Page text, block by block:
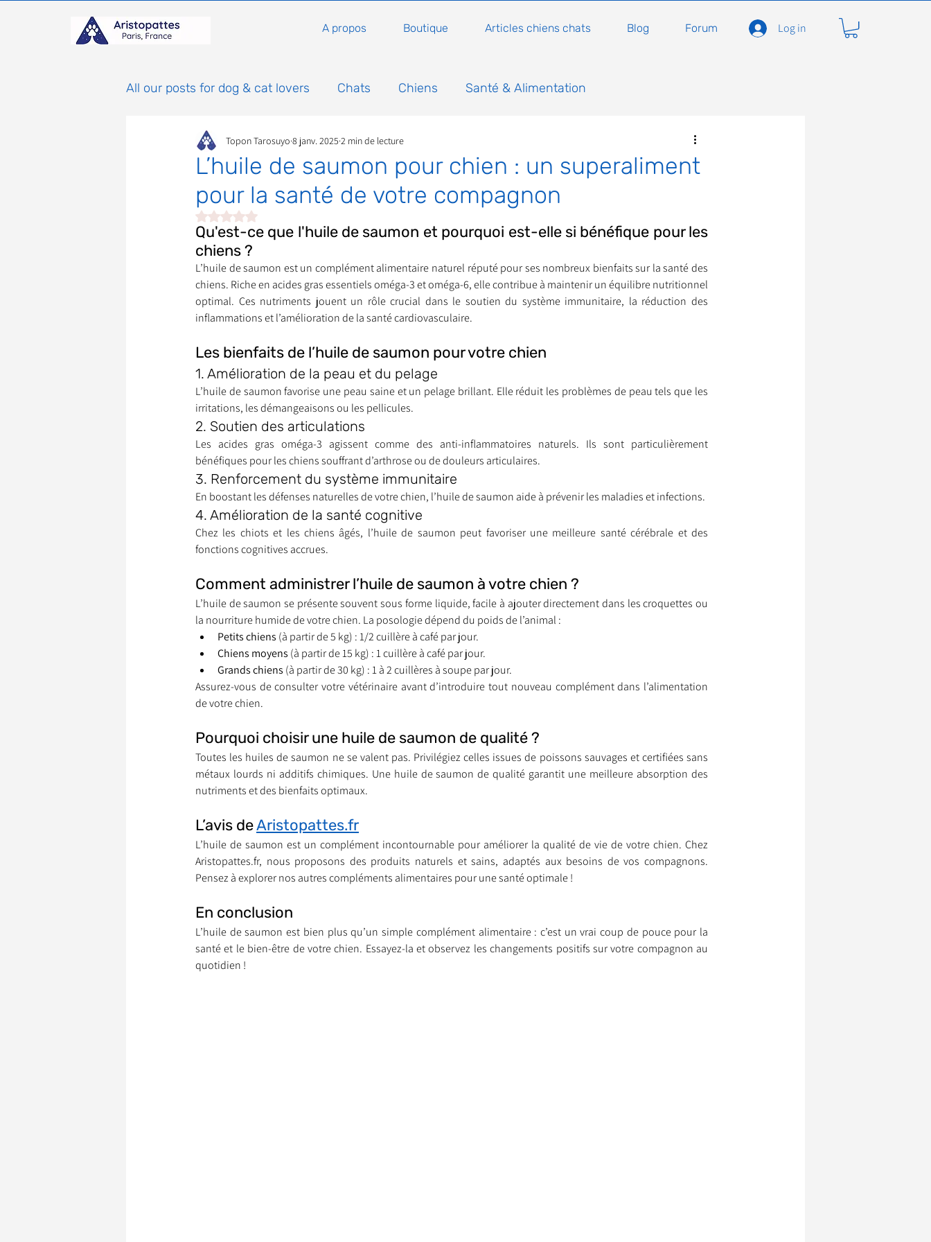
A propos Boutique Articles chiens chats Blog Forum Log in
All our posts for dog & cat lovers Chats Chiens Santé & Alimentation
Comportement & Éducation Conseils, histoires sur les chats
histoires Mammifères Nature Non classé Actualité
Adoptions : Frais et Procédure
À parrainer Étoiles Bilan AG Annuelle Comportement du chat Conseils
Garde d’Animaux Ils ont trouvé une famille
L’huile de saumon pour chien : un superaliment
pour la santé de votre compagnon
Topon Tarosuyo 8 janv. 2025 2 min de lecture
Noté NaN étoiles sur 5.
Qu'est-ce que l'huile de saumon et pourquoi est-elle si bénéfique pour les
chiens ?
L’huile de saumon est un complément alimentaire naturel réputé pour ses nombreux bienfaits sur la santé des
chiens. Riche en acides gras essentiels oméga-3 et oméga-6, elle contribue à maintenir un équilibre nutritionnel
optimal. Ces nutriments jouent un rôle crucial dans le soutien du système immunitaire, la réduction des
inflammations et l’amélioration de la santé cardiovasculaire.
Les bienfaits de l’huile de saumon pour votre chien
1. Amélioration de la peau et du pelage
L’huile de saumon favorise une peau saine et un pelage brillant. Elle réduit les problèmes de peau tels que les
irritations, les démangeaisons ou les pellicules.
2. Soutien des articulations
Les acides gras oméga-3 agissent comme des anti-inflammatoires naturels. Ils sont particulièrement
bénéfiques pour les chiens souffrant d’arthrose ou de douleurs articulaires.
3. Renforcement du système immunitaire
En boostant les défenses naturelles de votre chien, l’huile de saumon aide à prévenir les maladies et infections.
4. Amélioration de la santé cognitive
Chez les chiots et les chiens âgés, l’huile de saumon peut favoriser une meilleure santé cérébrale et des
fonctions cognitives accrues.
Comment administrer l’huile de saumon à votre chien ?
L’huile de saumon se présente souvent sous forme liquide, facile à ajouter directement dans les croquettes ou
la nourriture humide de votre chien. La posologie dépend du poids de l’animal :
Petits chiens (à partir de 5 kg) : 1/2 cuillère à café par jour.
Chiens moyens (à partir de 15 kg) : 1 cuillère à café par jour.
Grands chiens (à partir de 30 kg) : 1 à 2 cuillères à soupe par jour.
Assurez-vous de consulter votre vétérinaire avant d’introduire tout nouveau complément dans l’alimentation
de votre chien.
Pourquoi choisir une huile de saumon de qualité ?
Toutes les huiles de saumon ne se valent pas. Privilégiez celles issues de poissons sauvages et certifiées sans
métaux lourds ni additifs chimiques. Une huile de saumon de qualité garantit une meilleure absorption des
nutriments et des bienfaits optimaux.
L’avis de Aristopattes.fr
L’huile de saumon est un complément incontournable pour améliorer la qualité de vie de votre chien. Chez
Aristopattes.fr, nous proposons des produits naturels et sains, adaptés aux besoins de vos compagnons.
Pensez à explorer nos autres compléments alimentaires pour une santé optimale !
En conclusion
L’huile de saumon est bien plus qu’un simple complément alimentaire : c’est un vrai coup de pouce pour la
santé et le bien-être de votre chien. Essayez-la et observez les changements positifs sur votre compagnon au
quotidien !